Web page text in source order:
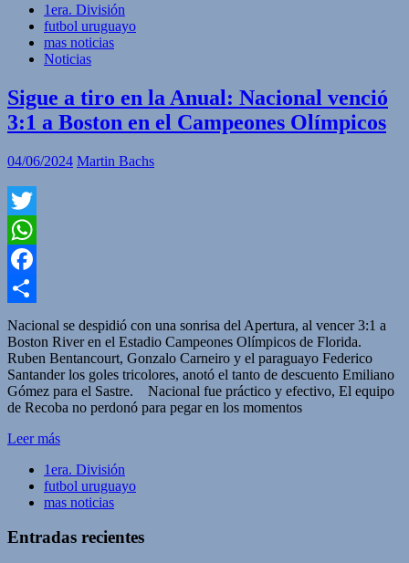
1era. División
futbol uruguayo
mas noticias
Noticias
Sigue a tiro en la Anual: Nacional venció
3:1 a Boston en el Campeones Olímpicos
04/06/2024 Martin Bachs
Twitter
WhatsApp
Facebook
Compartir
Nacional se despidió con una sonrisa del Apertura, al vencer 3:1 a
Boston River en el Estadio Campeones Olímpicos de Florida.
Ruben Bentancourt, Gonzalo Carneiro y el paraguayo Federico
Santander los goles tricolores, anotó el tanto de descuento Emiliano
Gómez para el Sastre. Nacional fue práctico y efectivo, El equipo
de Recoba no perdonó para pegar en los momentos
Leer más
1era. División
futbol uruguayo
mas noticias
Entradas recientes